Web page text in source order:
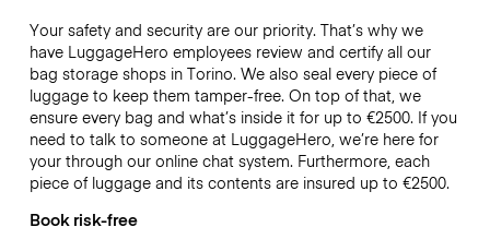
Your safety and security are our priority. That’s why we
have LuggageHero employees review and certify all our
bag storage shops in Torino. We also seal every piece of
luggage to keep them tamper-free. On top of that, we
ensure every bag and what’s inside it for up to €2500. If you
need to talk to someone at LuggageHero, we’re here for
your through our online chat system. Furthermore, each
piece of luggage and its contents are insured up to €2500.
Book risk-free